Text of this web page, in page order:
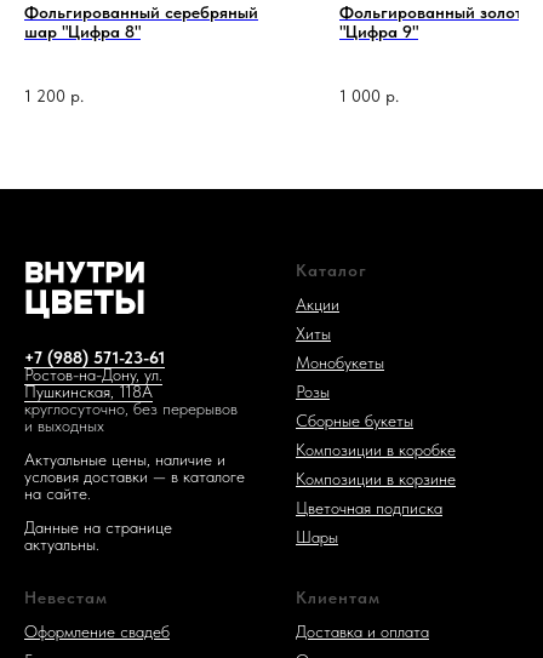
Фольгированный серебряный
шар "Цифра 8"
1 200 р.
Фольгированный
"Цифра 9"
1 000 р.
+7 (988) 571-23-61
Ростов-на-Дону, ул.
Пушкинская, 118А
круглосуточно, без перерывов
и выходных
Актуальные цены, наличие и
условия доставки — в каталоге
на сайте.
Данные на странице
актуальны.
Каталог
Акции
Хиты
Монобукеты
Розы
Сборные букеты
Композиции в коробке
Композиции в корзине
Цветочная подписка
Шары
Невестам
Оформление свадеб
Клиентам
Доставка и оплата
1 код —